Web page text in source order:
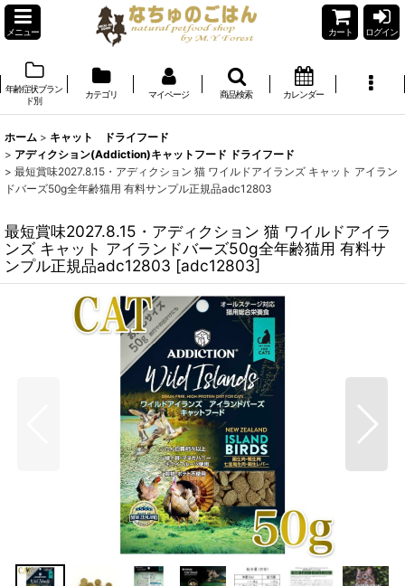
メニュー カート ログイン
年齢症状ブラン
ド別
カテゴリ マイページ 商品検索 カレンダー
ホーム > キャット ドライフード
> アディクション(Addiction)キャットフード ドライフード
> 最短賞味2027.8.15・アディクション 猫 ワイルドアイランズ キャット アイラン
ドバーズ50g全年齢猫用 有料サンプル正規品adc12803
最短賞味2027.8.15・アディクション 猫 ワイルドアイラ
ンズ キャット アイランドバーズ50g全年齢猫用 有料サ
ンプル正規品adc12803 [adc12803]